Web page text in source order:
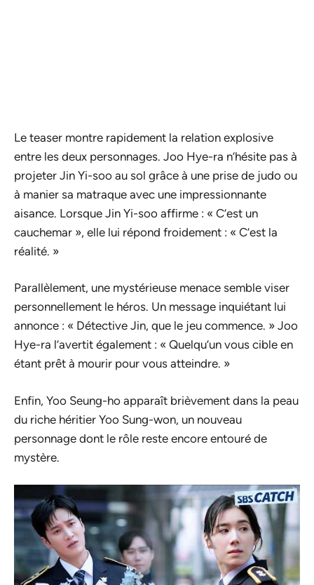
Le teaser montre rapidement la relation explosive
entre les deux personnages. Joo Hye-ra n’hésite pas à
projeter Jin Yi-soo au sol grâce à une prise de judo ou
à manier sa matraque avec une impressionnante
aisance. Lorsque Jin Yi-soo affirme : « C’est un
cauchemar », elle lui répond froidement : « C’est la
réalité. »
Parallèlement, une mystérieuse menace semble viser
personnellement le héros. Un message inquiétant lui
annonce : « Détective Jin, que le jeu commence. » Joo
Hye-ra l’avertit également : « Quelqu’un vous cible en
étant prêt à mourir pour vous atteindre. »
Enfin, Yoo Seung-ho apparaît brièvement dans la peau
du riche héritier Yoo Sung-won, un nouveau
personnage dont le rôle reste encore entouré de
mystère.